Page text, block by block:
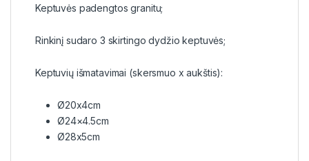
Keptuvės padengtos granitu;
Rinkinį sudaro 3 skirtingo dydžio keptuvės;
Keptuvių išmatavimai (skersmuo x aukštis):
Ø20x4cm
Ø24×4.5cm
Ø28x5cm